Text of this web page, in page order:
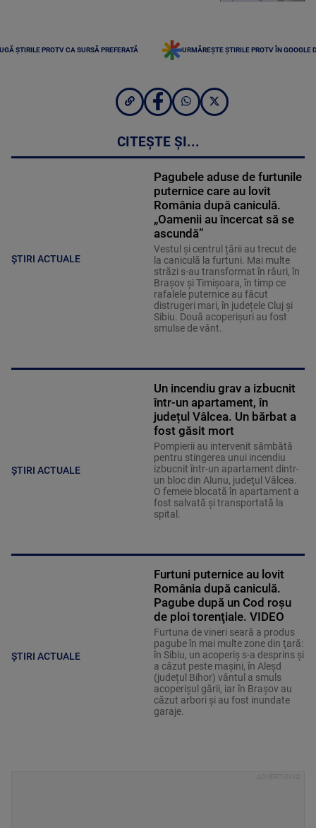
ȘTIRILE PROTV CA SURSĂ PREFERATĂ URMĂREȘTE ȘTIRILE PROTV ÎN GOOGLE
CITEȘTE ȘI...
ȘTIRI ACTUALE
Pagubele aduse de furtunile
puternice care au lovit
România după caniculă.
„Oamenii au încercat să se
ascundă”
Vestul și centrul țării au trecut de
la caniculă la furtuni. Mai multe
străzi s-au transformat în râuri, în
Brașov și Timișoara, în timp ce
rafalele puternice au făcut
distrugeri mari, în județele Cluj și
Sibiu. Două acoperișuri au fost
smulse de vânt.
ȘTIRI ACTUALE
Un incendiu grav a izbucnit
într-un apartament, în
județul Vâlcea. Un bărbat a
fost găsit mort
Pompierii au intervenit sâmbătă
pentru stingerea unui incendiu
izbucnit într-un apartament dintr-
un bloc din Alunu, judeţul Vâlcea.
O femeie blocată în apartament a
fost salvată şi transportată la
spital.
ȘTIRI ACTUALE
Furtuni puternice au lovit
România după caniculă.
Pagube după un Cod roşu
de ploi torenţiale. VIDEO
Furtuna de vineri seară a produs
pagube în mai multe zone din ţară:
în Sibiu, un acoperiş s-a desprins și
a căzut peste maşini, în Aleşd
(județul Bihor) vântul a smuls
acoperişul gării, iar în Braşov au
căzut arbori şi au fost inundate
garaje.